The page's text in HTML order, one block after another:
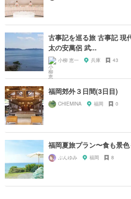
古事記を巡る旅 古事記 現
太の安萬侶 武...
小柳 恵一 兵庫 43
福岡郊外３日間(3日目)
CHIEMINA 福岡 0
福岡夏旅プラン〜食も景
ぶんゆみ 福岡 8